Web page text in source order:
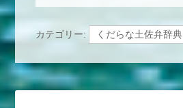
カテゴリー: くだらな土佐弁辞典